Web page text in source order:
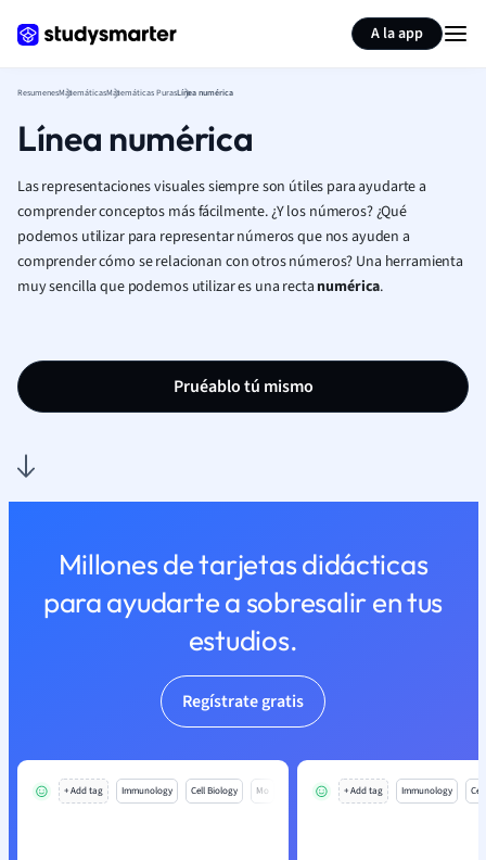
A la app
ResumenesMatemáticasMatemáticas PurasLínea numérica
Línea numérica
Las representaciones visuales siempre son útiles para ayudarte a
comprender conceptos más fácilmente. ¿Y los números? ¿Qué
podemos utilizar para representar números que nos ayuden a
comprender cómo se relacionan con otros números? Una herramienta
muy sencilla que podemos utilizar es una recta numérica.
Pruéablo tú mismo
Millones de tarjetas didácticas
para ayudarte a sobresalir en tus
estudios.
Regístrate gratis
+ Add tag Immunology Cell Biology Mo + Add tag Immunology
Resumir página